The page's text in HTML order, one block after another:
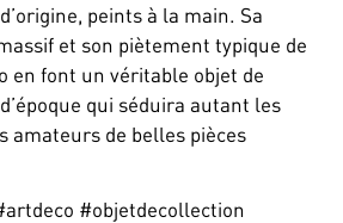
peints à la main. Sa
et son piètement typique de
en font un véritable objet de
qui séduira autant les
amateurs de belles pièces
#objetdecollection